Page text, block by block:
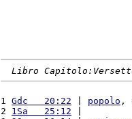
Libro
1 Gdc   20:22 popolo ,
2 1Sa   25:12 |